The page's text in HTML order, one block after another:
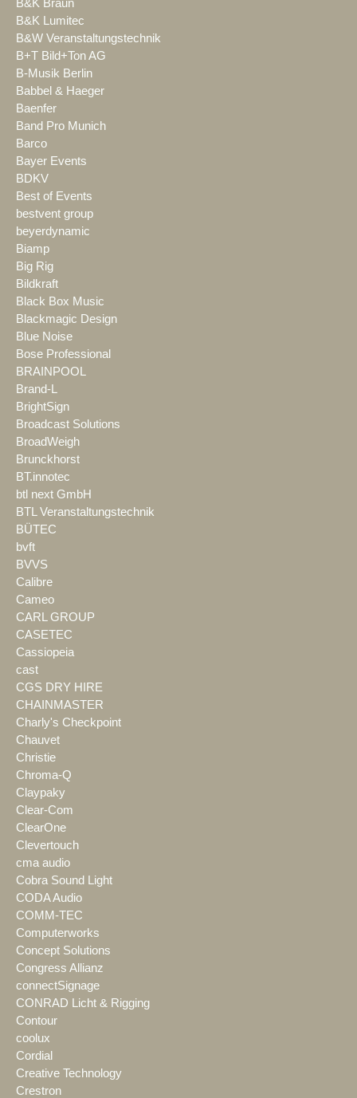
B&K Braun
B&K Lumitec
B&W Veranstaltungstechnik
B+T Bild+Ton AG
B-Musik Berlin
Babbel & Haeger
Baenfer
Band Pro Munich
Barco
Bayer Events
BDKV
Best of Events
bestvent group
beyerdynamic
Biamp
Big Rig
Bildkraft
Black Box Music
Blackmagic Design
Blue Noise
Bose Professional
BRAINPOOL
Brand-L
BrightSign
Broadcast Solutions
BroadWeigh
Brunckhorst
BT.innotec
btl next GmbH
BTL Veranstaltungstechnik
BÜTEC
bvft
BVVS
Calibre
Cameo
CARL GROUP
CASETEC
Cassiopeia
cast
CGS DRY HIRE
CHAINMASTER
Charly's Checkpoint
Chauvet
Christie
Chroma-Q
Claypaky
Clear-Com
ClearOne
Clevertouch
cma audio
Cobra Sound Light
CODA Audio
COMM-TEC
Computerworks
Concept Solutions
Congress Allianz
connectSignage
CONRAD Licht & Rigging
Contour
coolux
Cordial
Creative Technology
Crestron